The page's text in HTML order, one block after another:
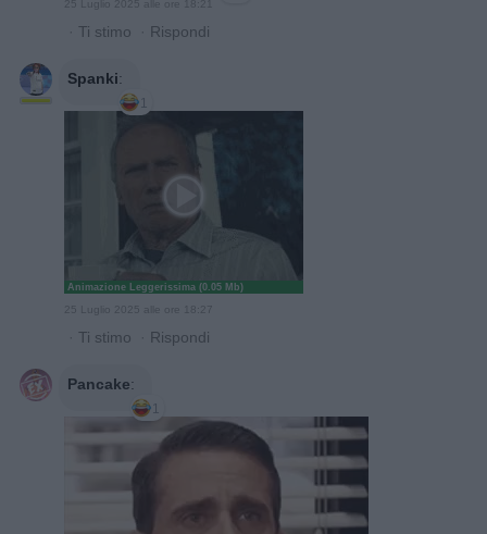
· Ti stimo · Rispondi
Spanki:
1
Animazione Leggerissima (0.05 Mb)
25 Luglio 2025 alle ore 18:27
· Ti stimo · Rispondi
Pancake:
1